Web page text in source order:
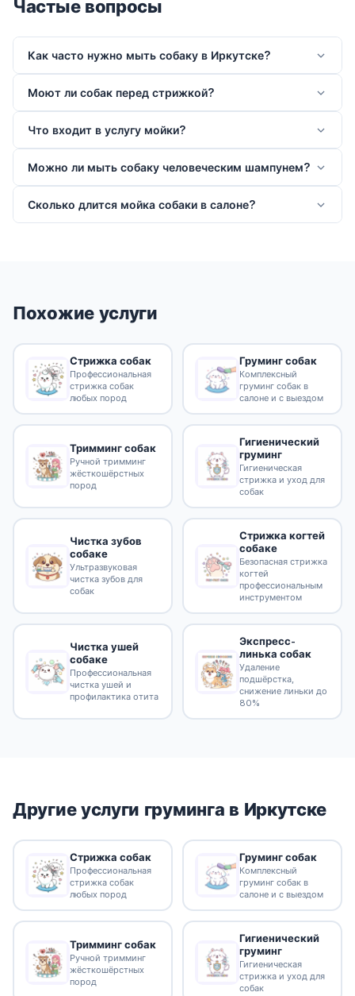
Частые вопросы
Как часто нужно мыть собаку в Иркутске?
Моют ли собак перед стрижкой?
Что входит в услугу мойки?
Можно ли мыть собаку человеческим шампунем?
Сколько длится мойка собаки в салоне?
Похожие услуги
Стрижка собак
Профессиональная
стрижка собак
любых пород
Груминг собак
Комплексный
груминг собак в
салоне и с выездом
Тримминг собак
Ручной тримминг
жёсткошёрстных
пород
Гигиенический
груминг
Гигиеническая
стрижка и уход для
собак
Чистка зубов
собаке
Ультразвуковая
чистка зубов для
собак
Стрижка когтей
собаке
Безопасная стрижка
когтей
профессиональным
инструментом
Чистка ушей
собаке
Профессиональная
чистка ушей и
профилактика отита
Экспресс-
линька собак
Удаление
подшёрстка,
снижение линьки до
80%
Другие услуги груминга в Иркутске
Стрижка собак
Профессиональная
стрижка собак
любых пород
Груминг собак
Комплексный
груминг собак в
салоне и с выездом
Тримминг собак
Ручной тримминг
жёсткошёрстных
пород
Гигиенический
груминг
Гигиеническая
стрижка и уход для
собак